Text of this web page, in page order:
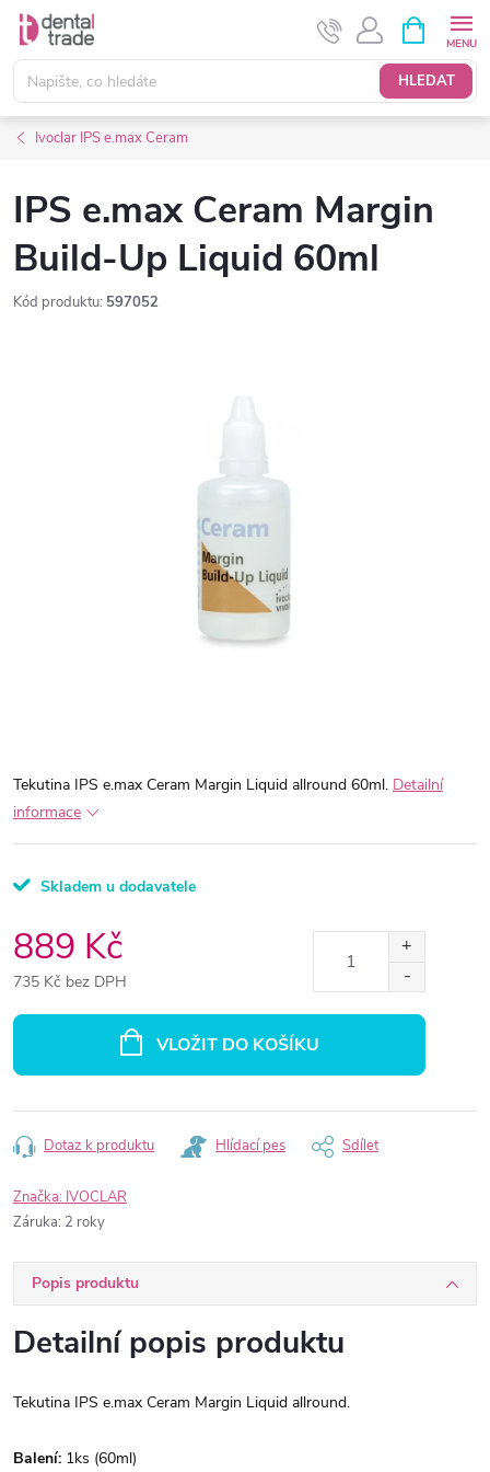
Přejít
obsah
HLEDAT
NÁKUPNÍ
KOŠÍK
Ivoclar IPS e.max Ceram
IPS e.max Ceram Margin
Build-Up Liquid 60ml
Kód produktu: 597052
Tekutina IPS e.max Ceram Margin Liquid allround 60ml. Detailní
informace
Skladem u dodavatele
889 Kč
735 Kč bez DPH
VLOŽIT DO KOŠÍKU
Dotaz k produktu Hlídací pes Sdílet
Značka: IVOCLAR
Záruka: 2 roky
Popis produktu
Detailní popis produktu
Tekutina IPS e.max Ceram Margin Liquid allround.
Balení: 1ks (60ml)